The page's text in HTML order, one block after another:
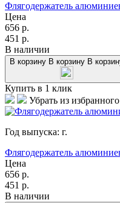
Флягодержатель
Цена
656 р.
451 р.
В наличии
В корзину В корзину В
Купить в 1 клик
Убрать из избранного
Год выпуска: г.
Флягодержатель
Цена
656 р.
451 р.
В наличии